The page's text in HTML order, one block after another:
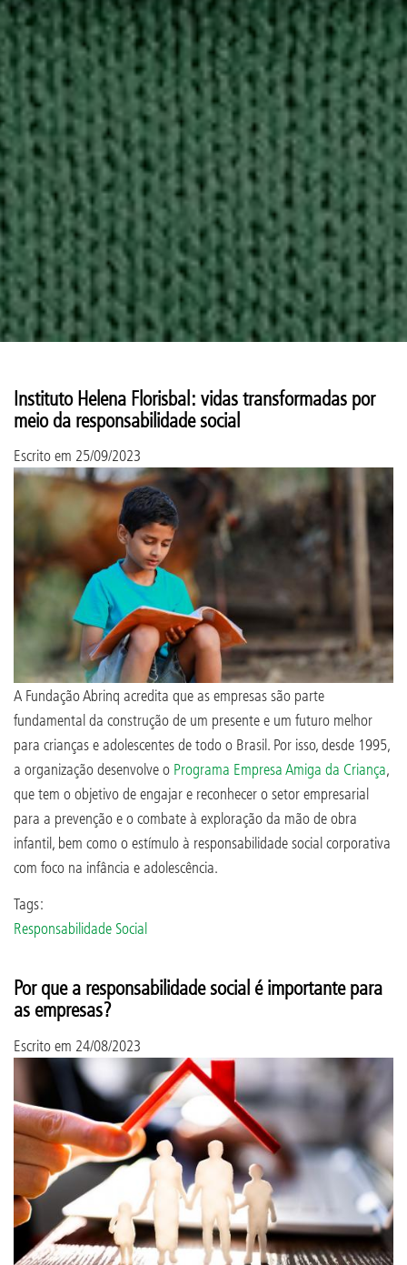
Instituto Helena Florisbal: vidas transformadas por
meio da responsabilidade social
Escrito em 25/09/2023
A Fundação Abrinq acredita que as empresas são parte
fundamental da construção de um presente e um futuro melhor
para crianças e adolescentes de todo o Brasil. Por isso, desde 1995,
a organização desenvolve o Programa Empresa Amiga da Criança,
que tem o objetivo de engajar e reconhecer o setor empresarial
para a prevenção e o combate à exploração da mão de obra
infantil, bem como o estímulo à responsabilidade social corporativa
com foco na infância e adolescência.
Tags:
Responsabilidade Social
Por que a responsabilidade social é importante para
as empresas?
Escrito em 24/08/2023